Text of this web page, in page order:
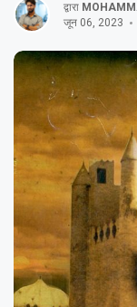
द्वारा
जून 06, 2023